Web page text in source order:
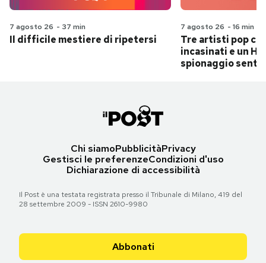
7 agosto 26 - 37 min
Il difficile mestiere di ripetersi
7 agosto 26 - 16 min
Tre artisti pop
incasinati e un
spionaggio
Chi siamoPubblicitàPrivacy
Gestisci le preferenzeCondizioni d'uso
Dichiarazione di accessibilità
Il Post è una testata registrata presso il Tribunale di Milano, 419 del
28 settembre 2009 - ISSN 2610-9980
Abbonati